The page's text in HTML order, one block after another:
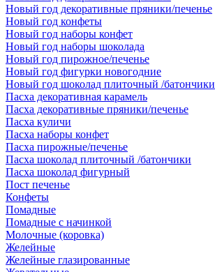
Новый год декоративные пряники/печенье
Новый год конфеты
Новый год наборы конфет
Новый год наборы шоколада
Новый год пирожное/печенье
Новый год фигурки новогодние
Новый год шоколад плиточный /батончики
Пасха декоративная карамель
Пасха декоративные пряники/печенье
Пасха куличи
Пасха наборы конфет
Пасха пирожные/печенье
Пасха шоколад плиточный /батончики
Пасха шоколад фигурный
Пост печенье
Конфеты
Помадные
Помадные с начинкой
Молочные (коровка)
Желейные
Желейные глазированные